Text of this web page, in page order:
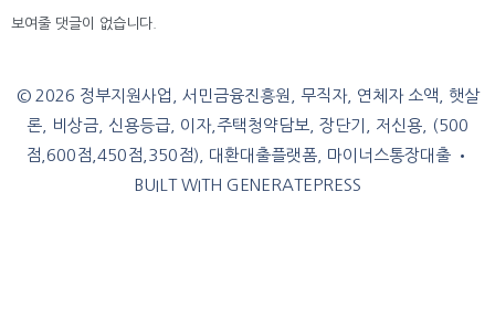
보여줄 댓글이 없습니다.
© 2026 정부지원사업, 서민금융진흥원, 무직자, 연체자 소액, 햇살
론, 비상금, 신용등급, 이자,주택청약담보, 장단기, 저신용, (500
점,600점,450점,350점), 대환대출플랫폼, 마이너스통장대출 •
BUILT WITH GENERATEPRESS